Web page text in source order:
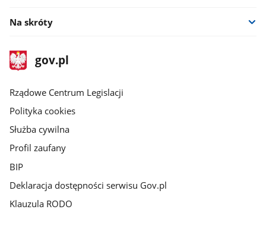
Na skróty
stopka
gov.plStrona
gov.pl
Rządowe Centrum Legislacji
Polityka cookies
Służba cywilna
Profil zaufany
BIP
Deklaracja dostępności serwisu Gov.pl
Klauzula RODO